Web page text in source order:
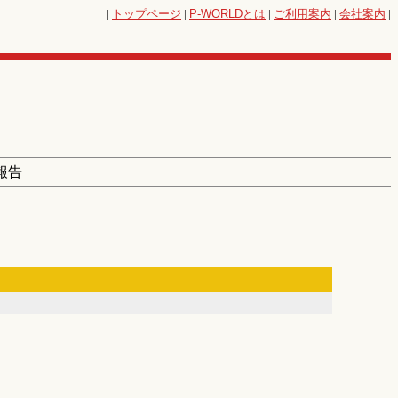
| トップページ | P-WORLDとは | ご利用案内 | 会社案内 |
告